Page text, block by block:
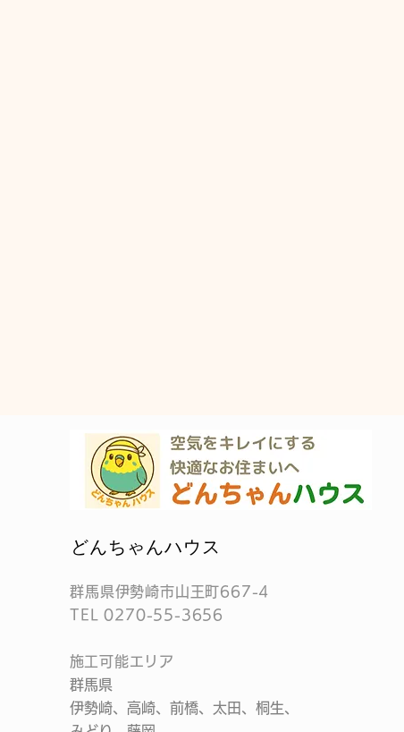
​どんちゃんハウス
群馬県伊勢崎市山王町667-4
TEL
0270-55-3656
​施工可能エリア
群馬県
伊勢崎、高崎、前橋、太田、桐生、